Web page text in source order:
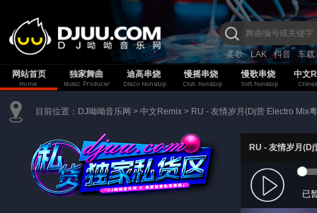
柔歌 LAK 抖音
车载
网站首页
独家舞曲 迪高串烧 慢摇串烧 慢歌串烧 中文
目前位置： DJ呦呦音乐网 > 中文Remix > RU - 友情岁月(Dj营 Electro Mix
RU - 友情岁月
已